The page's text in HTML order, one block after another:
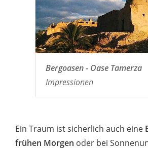
Bergoasen - Oase Tamerza
Impressionen
Ein Traum ist sicherlich auch eine
frühen Morgen oder bei